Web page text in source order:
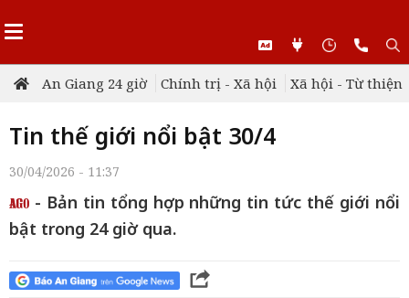
An Giang 24 giờ Chính trị - Xã hội Xã hội - Từ thiện
Tin thế giới nổi bật 30/4
30/04/2026 - 11:37
- Bản tin tổng hợp những tin tức thế giới nổi
bật trong 24 giờ qua.